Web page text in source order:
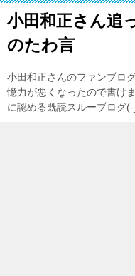
小田和正さん追
のたわ言
小田和正さんのファンブロ
憶力が悪くなったので書け
に認める既読スルーブログ